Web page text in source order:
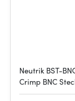
Neutrik BST-
Crimp BNC